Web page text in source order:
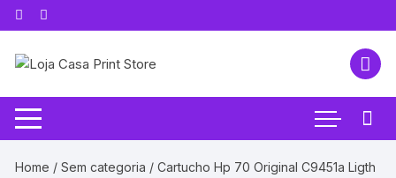
Pular
para
conteúdo
Home /Sem categoria / Cartucho Hp 70 Original C9451a Ligth